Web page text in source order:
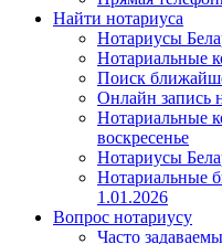
Найти нотариуса
Нотариусы
Нотариальные
Поиск
Онлайн запись
Нотариальные
воскресенье
Нотариусы
Нотариальные
1.01.2026
Вопрос нотариусу
Часто